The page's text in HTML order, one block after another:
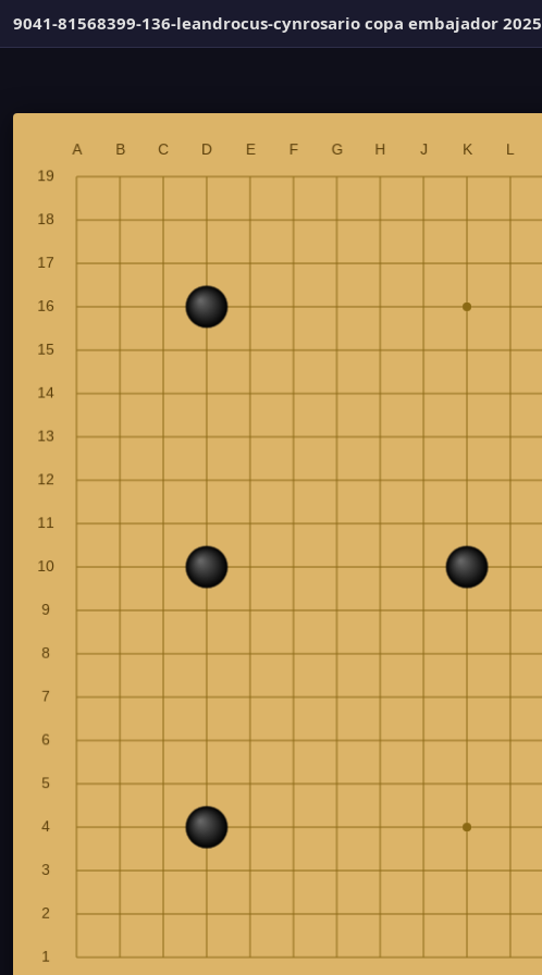
9041-81568399-136-leandrocus-cynrosario copa embajador 2025